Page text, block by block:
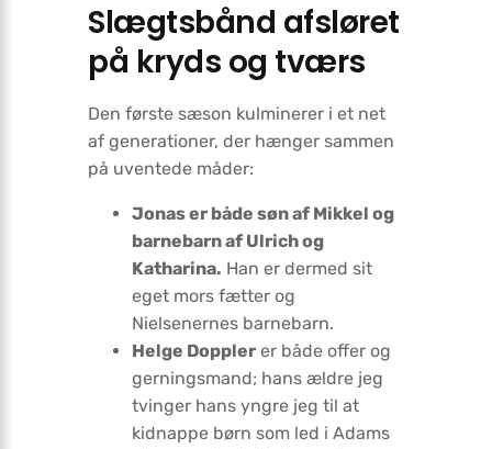
Slægtsbånd afsløret
på kryds og tværs
Den første sæson kulminerer i et net
af generationer, der hænger sammen
på uventede måder:
Jonas er både søn af Mikkel og
barnebarn af Ulrich og
Katharina. Han er dermed sit
eget mors fætter og
Nielsenernes barnebarn.
Helge Doppler er både offer og
gerningsmand; hans ældre jeg
tvinger hans yngre jeg til at
kidnappe børn som led i Adams